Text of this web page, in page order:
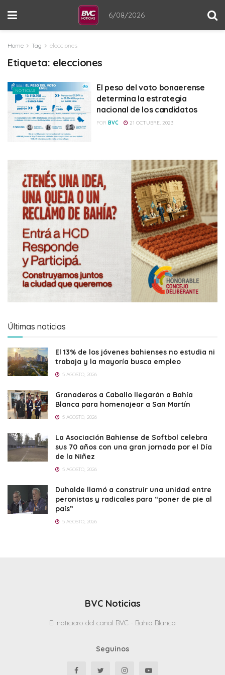
6/08/2026
Home Tag elecciones
Etiqueta: elecciones
NOTICIAS
El peso del voto bonaerense
determina la estrategia
nacional de los candidatos
POR BVC 21 OCTUBRE, 2023
Últimas noticias
El 13% de los jóvenes bahienses no estudia ni
trabaja y la mayoría busca empleo
5 AGOSTO, 2026
Granaderos a Caballo llegarán a Bahía
Blanca para homenajear a San Martín
5 AGOSTO, 2026
La Asociación Bahiense de Softbol celebra
sus 70 años con una gran jornada por el Día
de la Niñez
5 AGOSTO, 2026
Duhalde llamó a construir una unidad entre
peronistas y radicales para “poner de pie al
país”
5 AGOSTO, 2026
BVC Noticias
El noticiero del canal BVC - Bahia Blanca
Seguinos